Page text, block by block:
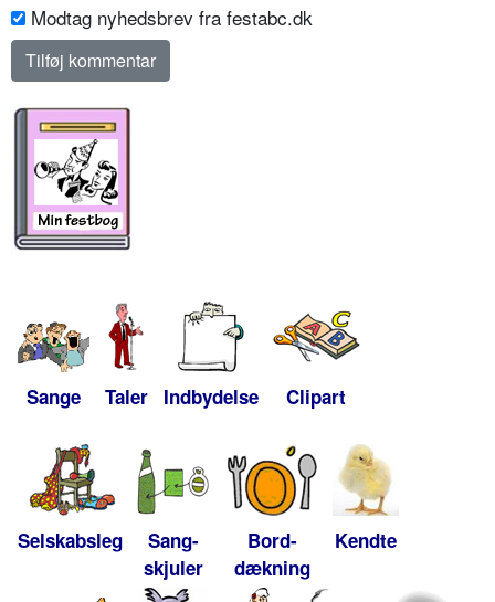
Modtag nyhedsbrev fra festabc.dk
Sange Taler Indbydelse Clipart
Selskabsleg
Sang-
skjuler
Bord-
dækning
Kendte